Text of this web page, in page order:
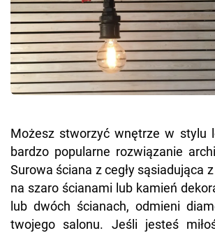
Możesz stworzyć wnętrze w stylu
bardzo popularne rozwiązanie
Surowa ściana z cegły sąsiadująca
na szaro ścianami lub kamień
lub dwóch ścianach, odmieni
twojego salonu. Jeśli jesteś